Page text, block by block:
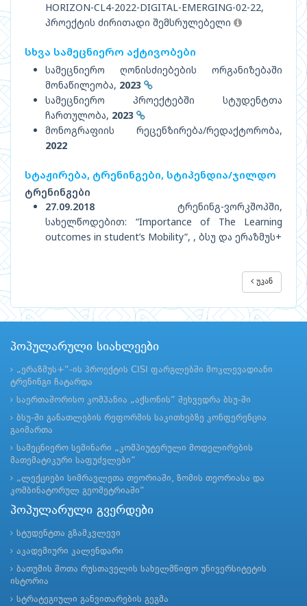
HORIZON-CL4-2022-DIGITAL-EMERGING-02-22,
პროექტის ძირითადი შემსრულებელი
სხვა სამეცნიერო აქტივობები
სამეცნიერო ღონისძიებების ორგანიზებაში
მონაწილეობა, 2023
სამეცნიერო პროექტებში სტუდენტთა
ჩართულობა, 2023
მონოგრაფიის რეცენზირება/რედაქტორობა,
2022
სტაჟირება, ტრენინგები, სტიპენდია/ჯილდო
ტრენინგები
27.09.2018 ტრენინგ-ვორკშოპში,
სახელწოდებით: “Importance of The Learning
outcomes in student’s Mobility”, , ბსუ და ერაზმუს+
უკან
პოპულარული სიახლეები
„ერაზმუს+“-ის პროექტის CISI ფარგლებში მოკლევადიანი
ტრენინგი ჩატარდა
საერთაშორისო კომპანია „აქსონის“ შეხვედრა ბსუ-ში
ბსუ-ში განათლების რეფორმის საკითხებზე კონფერენცია
გაიმართა
სამეცნიერო სემინარი „კომპიუტერული მოდელირების
მათემატიკური საფუძვლები“
„ლექციები სიმრავლეთა თეორიაში, ზომის თეორიასა და
კომბინატორულ გეომეტრიაში“
პოპულარული გვერდები
სტუდენტთა გზამკვლევი
აკადემიური კალენდარი
ბათუმის შოთა რუსთაველის სახელმწიფო უნივერსიტეტის
ისტორია
სტრატეგიული განვითარების გეგმა